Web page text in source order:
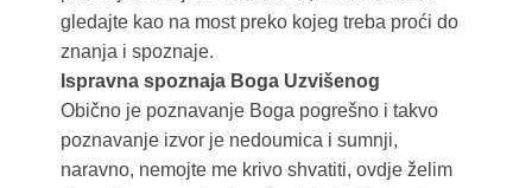
gledajte kao na most preko kojeg treba proći do
znanja i spoznaje.
Ispravna spoznaja Boga Uzvišenog
Obično je poznavanje Boga pogrešno i takvo
poznavanje izvor je nedoumica i sumnji,
naravno, nemojte me krivo shvatiti, ovdje želim